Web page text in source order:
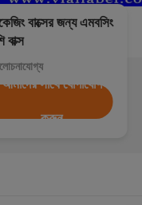
বাক্সের জন্য এমবসিং
বাক্স
আমাদের সাথে যোগাযোগ
করুন